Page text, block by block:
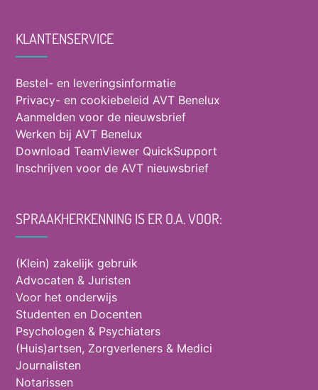
KLANTENSERVICE
Bestel- en leveringsinformatie
Privacy- en cookiebeleid AVT Benelux
Aanmelden voor de nieuwsbrief
Werken bij AVT Benelux
Download TeamViewer QuickSupport
Inschrijven voor de AVT nieuwsbrief
SPRAAKHERKENNING IS ER O.A. VOOR:
(Klein) zakelijk gebruik
Advocaten & Juristen
Voor het onderwijs
Studenten en Docenten
Psychologen & Psychiaters
(Huis)artsen, Zorgverleners & Medici
Journalisten
Notarissen